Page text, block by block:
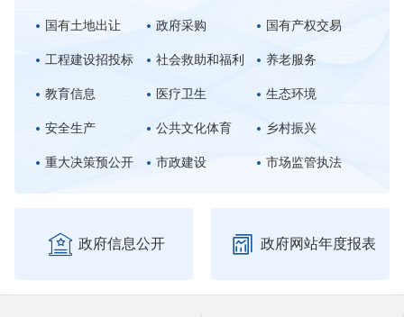
国有土地出让 政府采购 国有产权交易
工程建设招投标 社会救助和福利 养老服务
教育信息 医疗卫生 生态环境
安全生产 公共文化体育 乡村振兴
重大决策预公开 市政建设 市场监管执法
 政府信息公开  政府网站年度报表